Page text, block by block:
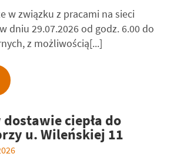
w związku z pracami na sieci
dniu 29.07.2026 od godz. 6.00 do
z możliwością[...]
ciepła do
u. Wileńskiej 11